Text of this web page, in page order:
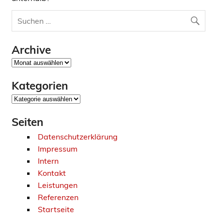
Archive
Archive
Kategorien
Kategorien
Seiten
Datenschutzerklärung
Impressum
Intern
Kontakt
Leistungen
Referenzen
Startseite